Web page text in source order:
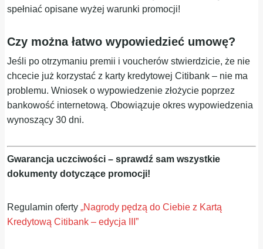
spełniać opisane wyżej warunki promocji!
Czy można łatwo wypowiedzieć umowę?
Jeśli po otrzymaniu premii i voucherów stwierdzicie, że nie
chcecie już korzystać z karty kredytowej Citibank – nie ma
problemu. Wniosek o wypowiedzenie złożycie poprzez
bankowość internetową. Obowiązuje okres wypowiedzenia
wynoszący 30 dni.
Gwarancja uczciwości – sprawdź sam wszystkie
dokumenty dotyczące promocji!
Regulamin oferty„Nagrody pędzą do Ciebie z Kartą
Kredytową Citibank – edycja III”